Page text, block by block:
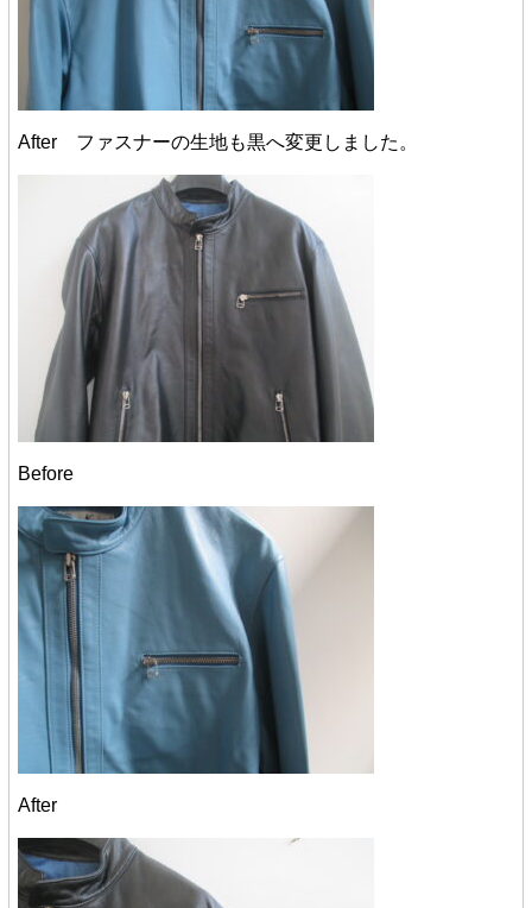
After ファスナーの生地も黒へ変更しました。
Before
After